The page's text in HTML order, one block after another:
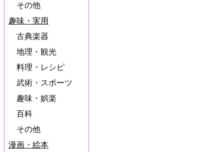
その他
趣味・実用
古典楽器
地理・観光
料理・レシピ
武術・スボーツ
趣味・娯楽
百科
その他
漫画・絵本